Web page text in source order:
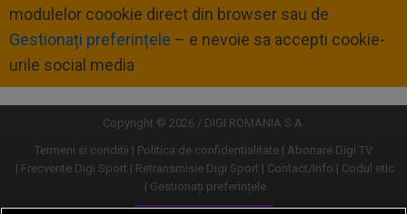
modulelor coookie direct din browser sau de
Gestionați preferințele – e nevoie sa accepti cookie-
urile social media
Copyright © 2026 / DIGI ROMANIA S.A.
Termeni si conditii
Politica de confidentialitate
Abonare Digi TV
Frecvente Digi Sport
Retransmisie Digi Sport Contact/Info
Codul etic
Gestionați preferințele